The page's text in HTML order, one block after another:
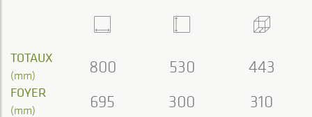
TOTAUX
(mm) 800 530 443
FOYER
(mm) 695 300 310